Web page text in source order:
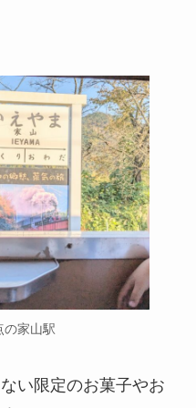
の家山駅
い限定のお菓子やお